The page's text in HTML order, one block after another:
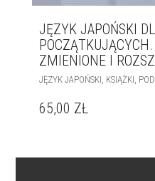
JĘZYK JAPOŃSKI
ZMIENIONE I
JĘZYK JAPOŃSKI, KSIĄŻKI,
65,00 ZŁ